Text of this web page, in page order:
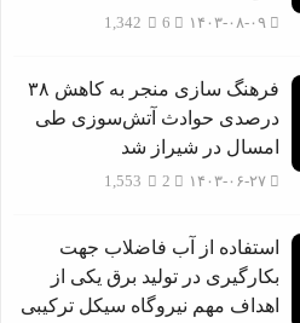
۱۴۰۳-۰۸-۰۹ 1,342
فرهنگ سازی منجر به کاهش ۳۸
درصدی حوادث آتش‌سوزی طی
امسال در شیراز شد
۱۴۰۳-۰۶-۲۷ 1,553
استفاده از آب فاضلاب جهت
بکارگیری در تولید برق یکی از
اهداف مهم نیروگاه سیکل ترکیبی